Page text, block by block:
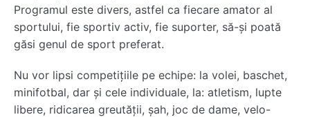
Programul este divers, astfel ca fiecare amator al
sportului, fie sportiv activ, fie suporter, să-și poată
găsi genul de sport preferat.
Nu vor lipsi competițiile pe echipe: la volei, baschet,
minifotbal, dar și cele individuale, la: atletism, lupte
libere, ridicarea greutății, șah, joc de dame, velo-